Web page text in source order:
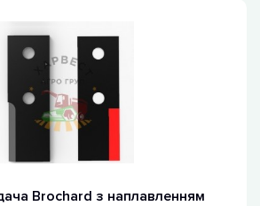
Brochard з наплавленням